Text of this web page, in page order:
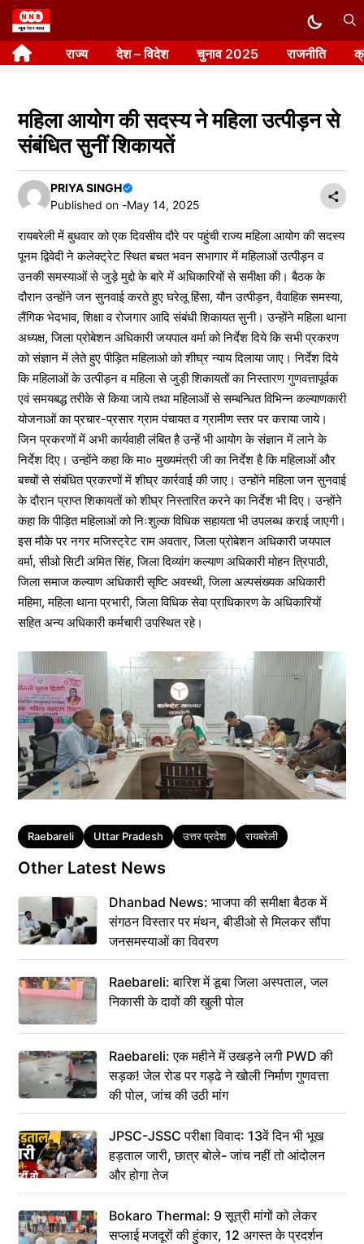
Skip
to
content राज्य देश – विदेश चुनाव 2025 राजनीति
महिला आयोग की सदस्य ने महिला उत्पीड़न से
संबंधित सुनीं शिकायतें
PRIYA SINGH
Published on -May 14, 2025
रायबरेली में बुधवार को एक दिवसीय दौरे पर पहुंची राज्य महिला आयोग की सदस्य
पूनम द्विवेदी ने कलेक्ट्रेट स्थित बचत भवन सभागार में महिलाओं उत्पीड़न व
उनकी समस्याओं से जुड़े मुद्दो के बारे में अधिकारियों से समीक्षा की। बैठक के
दौरान उन्होंने जन सुनवाई करते हुए घरेलू हिंसा, यौन उत्पीड़न, वैवाहिक समस्या,
लैंगिक भेदभाव, शिक्षा व रोजगार आदि संबंधी शिकायत सुनी। उन्होंने महिला थाना
अध्यक्ष, जिला प्रोबेशन अधिकारी जयपाल वर्मा को निर्देश दिये कि सभी प्रकरण
को संज्ञान में लेते हुए पीड़ित महिलाओ को शीघ्र न्याय दिलाया जाए। निर्देश दिये
कि महिलाओं के उत्पीड़न व महिला से जुड़ी शिकायतों का निस्तारण गुणवत्तापूर्वक
एवं समयबद्ध तरीके से किया जाये तथा महिलाओं से सम्बन्धित विभिन्न कल्याणकारी
योजनाओं का प्रचार-प्रसार ग्राम पंचायत व ग्रामीण स्तर पर कराया जाये।
जिन प्रकरणों में अभी कार्यवाही लंबित है उन्हें भी आयोग के संज्ञान में लाने के
निर्देश दिए। उन्होंने कहा कि मा० मुख्यमंत्री जी का निर्देश है कि महिलाओं और
बच्चों से संबंधित प्रकरणों में शीघ्र कार्रवाई की जाए। उन्होंने महिला जन सुनवाई
के दौरान प्राप्त शिकायतों को शीघ्र निस्तारित करने का निर्देश भी दिए। उन्होंने
कहा कि पीड़ित महिलाओं को निःशुल्क विधिक सहायता भी उपलब्ध कराई जाएगी।
इस मौके पर नगर मजिस्ट्रेट राम अवतार, जिला प्रोबेशन अधिकारी जयपाल
वर्मा, सीओ सिटी अमित सिंह, जिला दिव्यांग कल्याण अधिकारी मोहन त्रिपाठी,
जिला समाज कल्याण अधिकारी सृष्टि अवस्थी, जिला अल्पसंख्यक अधिकारी
महिमा, महिला थाना प्रभारी, जिला विधिक सेवा प्राधिकारण के अधिकारियों
सहित अन्य अधिकारी कर्मचारी उपस्थित रहे।
Tags
Raebareli Uttar Pradesh उत्तर प्रदेश रायबरेली
Other Latest News
Dhanbad News: भाजपा की समीक्षा बैठक में
संगठन विस्तार पर मंथन, बीडीओ से मिलकर सौंपा
जनसमस्याओं का विवरण
Raebareli: बारिश में डूबा जिला अस्पताल, जल
निकासी के दावों की खुली पोल
Raebareli: एक महीने में उखड़ने लगी PWD की
सड़क! जेल रोड पर गड्ढे ने खोली निर्माण गुणवत्ता
की पोल, जांच की उठी मांग
JPSC-JSSC परीक्षा विवाद: 13वें दिन भी भूख
हड़ताल जारी, छात्र बोले- जांच नहीं तो आंदोलन
और होगा तेज
Bokaro Thermal: 9 सूत्री मांगों को लेकर
सप्लाई मजदूरों की हुंकार, 12 अगस्त के प्रदर्शन